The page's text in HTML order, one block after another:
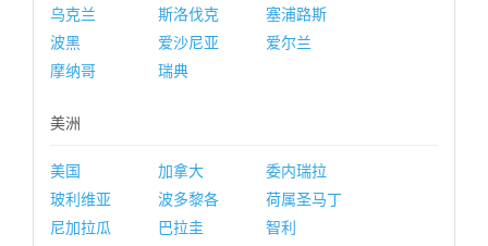
乌克兰
斯洛伐克
塞浦路斯
波黑
爱沙尼亚
爱尔兰
摩纳哥
瑞典
美洲
美国 加拿大
委内瑞拉
玻利维亚
波多黎各
荷属圣马丁
尼加拉瓜
巴拉圭
智利